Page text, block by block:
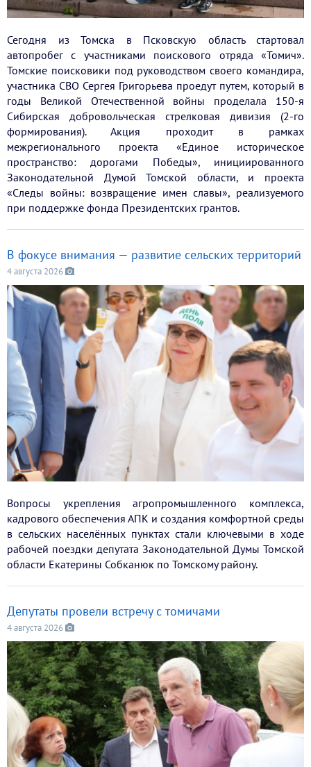
Сегодня из Томска в Псковскую область стартовал
автопробег с участниками поискового отряда «Томич».
Томские поисковики под руководством своего командира,
участника СВО Сергея Григорьева проедут путем, который в
годы Великой Отечественной войны проделала 150-я
Сибирская добровольческая стрелковая дивизия (2-го
формирования). Акция проходит в рамках
межрегионального проекта «Единое историческое
пространство: дорогами Победы», инициированного
Законодательной Думой Томской области, и проекта
«Следы войны: возвращение имен славы», реализуемого
при поддержке фонда Президентских грантов.
В фокусе внимания — развитие сельских территорий
4 августа 2026
Вопросы укрепления агропромышленного комплекса,
кадрового обеспечения АПК и создания комфортной среды
в сельских населённых пунктах стали ключевыми в ходе
рабочей поездки депутата Законодательной Думы Томской
области Екатерины Собканюк по Томскому району.
Депутаты провели встречу с томичами
4 августа 2026